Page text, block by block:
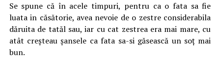
Se spune că în acele timpuri, pentru ca o fata sa fie
luata in căsătorie, avea nevoie de o zestre considerabila
dăruita de tatăl sau, iar cu cat zestrea era mai mare, cu
atât creșteau șansele ca fata sa-si găsească un soț mai
bun.